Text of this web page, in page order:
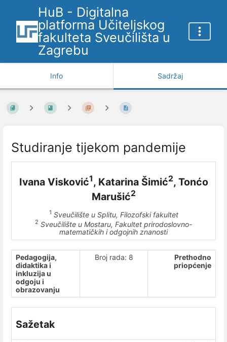
HuB - Digitalna
platforma Učiteljskog
fakulteta Sveučilišta u
Zagrebu
Info Sadržaj
Studiranje tijekom pandemije
Ivana Visković1 , Katarina Šimić2, Tonćo
Marušić2
1 Sveučilište u Splitu, Filozofski fakultet
2 Sveučilište u Mostaru, Fakultet prirodoslovno-
matematičkih i odgojnih znanosti
Pedagogija,
didaktika i
inkluzija u
odgoju i
obrazovanju
Broj rada: 8
Prethodno
priopćenje
Sažetak